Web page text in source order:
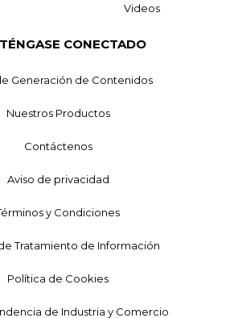
Videos
CONECTADO
Generación de Contenidos
Nuestros Productos
Contáctenos
Aviso de privacidad
y Condiciones
Tratamiento de Información
Política de Cookies
de Industria y Comercio